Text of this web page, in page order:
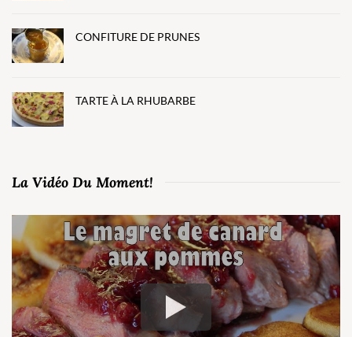
CONFITURE DE PRUNES
TARTE À LA RHUBARBE
La Vidéo Du Moment!